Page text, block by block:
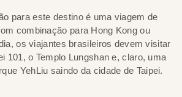
para este destino é uma viagem de
combinação para Hong Kong ou
os viajantes brasileiros devem visitar
101, o Templo Lungshan e, claro, uma
YehLiu saindo da cidade de Taipei.